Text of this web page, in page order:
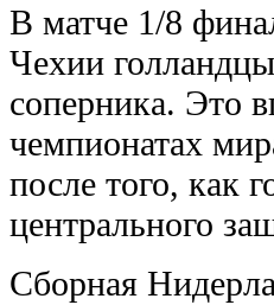
В матче 1/8
Чехии
соперника. Это
чемпионатах
после того, как
центрального
Сборная